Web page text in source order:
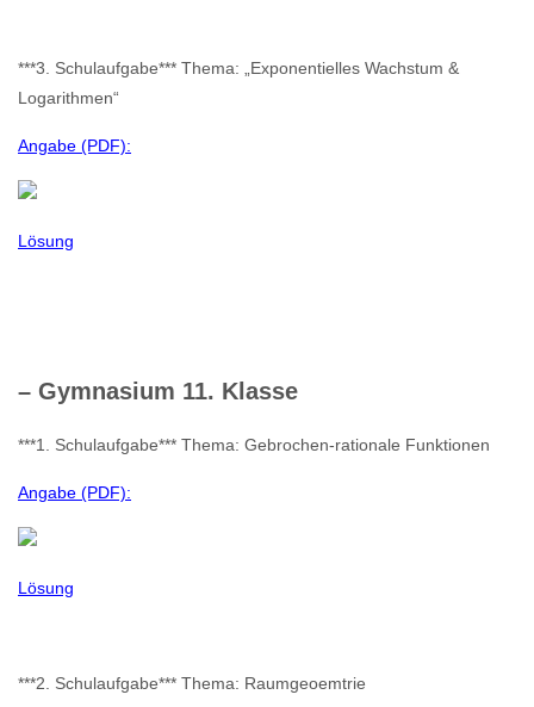
***3. Schulaufgabe*** Thema: „Exponentielles Wachstum &
Logarithmen“
Angabe (PDF):
Lösung
– Gymnasium 11. Klasse
***1. Schulaufgabe*** Thema: Gebrochen-rationale Funktionen
Angabe (PDF):
Lösung
***2. Schulaufgabe*** Thema: Raumgeoemtrie